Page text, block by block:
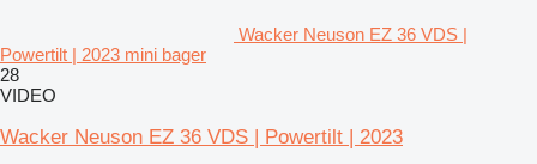
Wacker Neuson EZ 36 VDS |
Powertilt | 2023 mini bager
28
VIDEO
Wacker Neuson EZ 36 VDS | Powertilt | 2023